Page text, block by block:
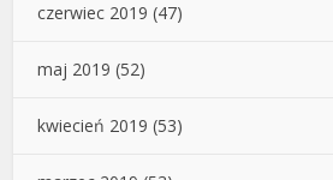
czerwiec 2019 (47)
maj 2019 (52)
kwiecień 2019 (53)